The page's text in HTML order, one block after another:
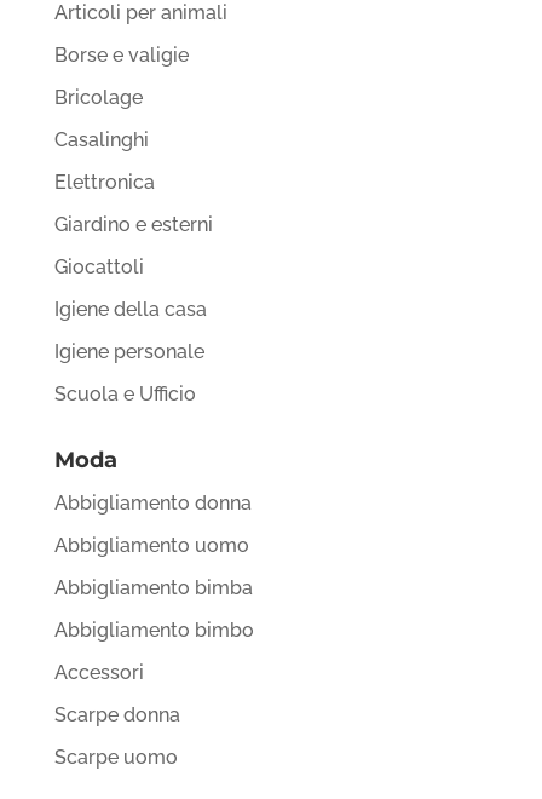
Articoli per animali
Borse e valigie
Bricolage
Casalinghi
Elettronica
Giardino e esterni
Giocattoli
Igiene della casa
Igiene personale
Scuola e Ufficio
Moda
Abbigliamento donna
Abbigliamento uomo
Abbigliamento bimba
Abbigliamento bimbo
Accessori
Scarpe donna
Scarpe uomo